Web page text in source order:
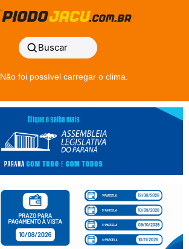
Buscar
Não foi possível carregar o clima.